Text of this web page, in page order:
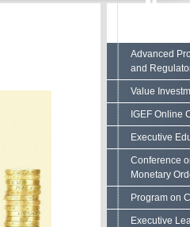
Advanced
and
Value
IGEF Online
Executive
Conference
Monetary
Program on
Executive